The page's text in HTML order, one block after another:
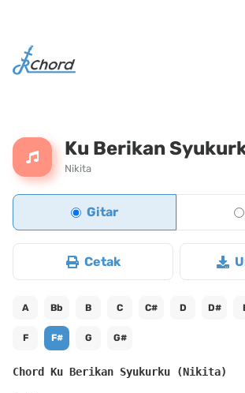
Ku Berikan
Nikita
Gitar
Cetak
A Bb B C C# D D#
F F# G G#
Chord Ku Berikan Syukurku (Nikita)